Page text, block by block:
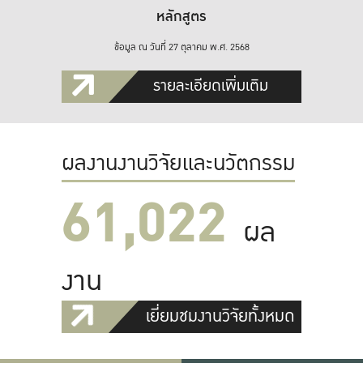
หลักสูตร
ข้อมูล ณ วันที่ 27 ตุลาคม พ.ศ. 2568
รายละเอียดเพิ่มเติม
ผลงานงานวิจัยและนวัตกรรม
61,022 ผล
งาน
เยี่ยมชมงานวิจัยทั้งหมด